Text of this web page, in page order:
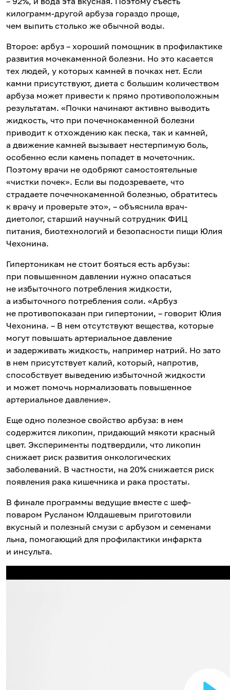
килограмм-другой арбуза гораздо проще,
чем выпить столько же обычной воды.
Второе: арбуз – хороший помощник в профилактике
развития мочекаменной болезни. Но это касается
тех людей, у которых камней в почках нет. Если
камни присутствуют, диета с большим количеством
арбуза может привести к прямо противоположным
результатам. «Почки начинают активно выводить
жидкость, что при почечнокаменной болезни
приводит к отхождению как песка, так и камней,
а движение камней вызывает нестерпимую боль,
особенно если камень попадет в мочеточник.
Поэтому врачи не одобряют самостоятельные
«чистки почек». Если вы подозреваете, что
страдаете почечнокаменной болезнью, обратитесь
к врачу и проверьте это», – объяснила врач-
диетолог, старший научный сотрудник ФИЦ
питания, биотехнологий и безопасности пищи Юлия
Чехонина.
Гипертоникам не стоит бояться есть арбузы:
при повышенном давлении нужно опасаться
не избыточного потребления жидкости,
а избыточного потребления соли. «Арбуз
не противопоказан при гипертонии, – говорит Юлия
Чехонина. – В нем отсутствуют вещества, которые
могут повышать артериальное давление
и задерживать жидкость, например натрий. Но зато
в нем присутствует калий, который, напротив,
способствует выведению избыточной жидкости
и может помочь нормализовать повышенное
артериальное давление».
Еще одно полезное свойство арбуза: в нем
содержится ликопин, придающий мякоти красный
цвет. Эксперименты подтвердили, что ликопин
снижает риск развития онкологических
заболеваний. В частности, на 20% снижается риск
появления рака кишечника и рака простаты.
В финале программы ведущие вместе с шеф-
поваром Русланом Юлдашевым приготовили
вкусный и полезный смузи с арбузом и семенами
льна, помогающий для профилактики инфаркта
и инсульта.